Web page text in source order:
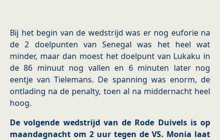
Bij het begin van de wedstrijd was er nog euforie na
de 2 doelpunten van Senegal was het heel wat
minder, maar dan moest het doelpunt van Lukaku in
de 86 minuut nog vallen en 6 minuten later nog
eentje van Tielemans. De spanning was enorm, de
ontlading na de penalty, toen al na middernacht heel
hoog.
De volgende wedstrijd van de Rode Duivels is op
maandagnacht om 2 uur tegen de VS. Monia laat